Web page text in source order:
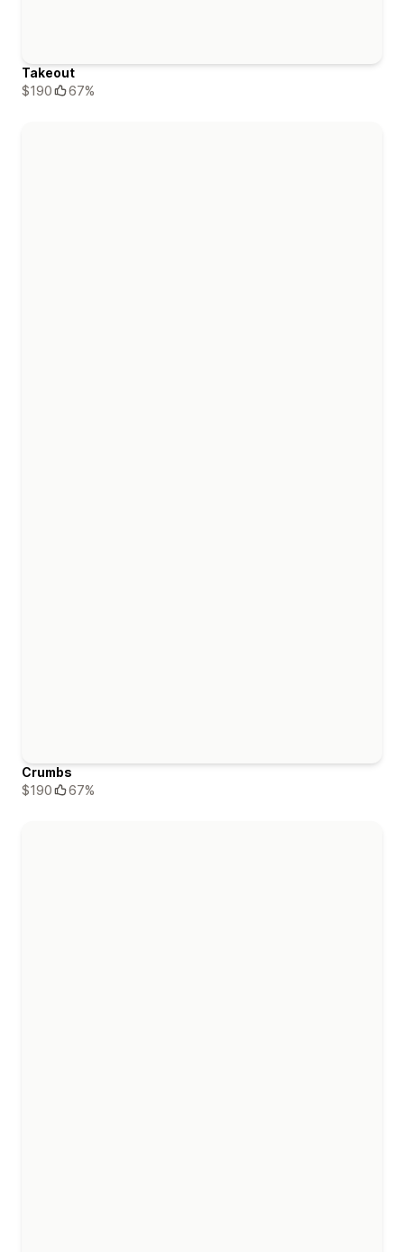
Takeout
$190
67%
Crumbs
$190
67%